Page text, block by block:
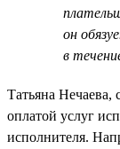
он
в
Татьяна Нечаева,
оплатой услуг
исполнителя.